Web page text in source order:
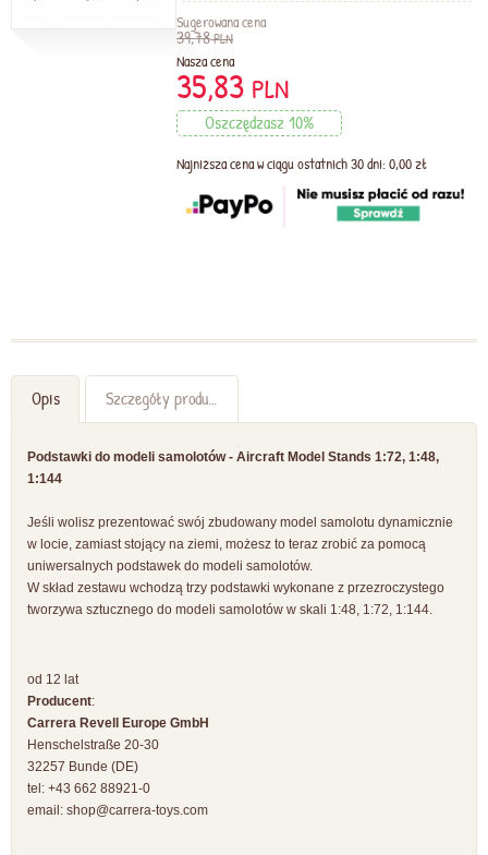
Sugerowana cena
39,78PLN
Nasza cena
35,83 PLN
Oszczędzasz 10%
Najniższa cena w ciągu ostatnich 30 dni: 0,00 zł
Opis Szczegóły produktu
Podstawki do modeli samolotów - Aircraft Model Stands 1:72, 1:48,
1:144
Jeśli wolisz prezentować swój zbudowany model samolotu dynamicznie
w locie, zamiast stojący na ziemi, możesz to teraz zrobić za pomocą
uniwersalnych podstawek do modeli samolotów.
W skład zestawu wchodzą trzy podstawki wykonane z przezroczystego
tworzywa sztucznego do modeli samolotów w skali 1:48, 1:72, 1:144.
od 12 lat
Producent:
Carrera Revell Europe GmbH
Henschelstraße 20-30
32257 Bunde (DE)
tel: +43 662 88921-0
email: shop@carrera-toys.com